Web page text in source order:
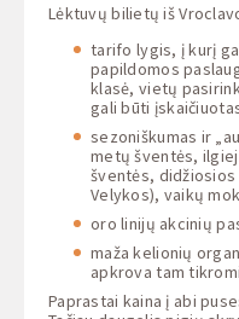
Lėktuvų bilietų iš
tarifo lygis, į kurį
papildomos
klasė, vietų
gali būti
sezoniškumas ir
metų šventės,
šventės,
Velykos), vaikų
oro linijų akcinių
maža kelionių
apkrova tam
Paprastai kaina į abi